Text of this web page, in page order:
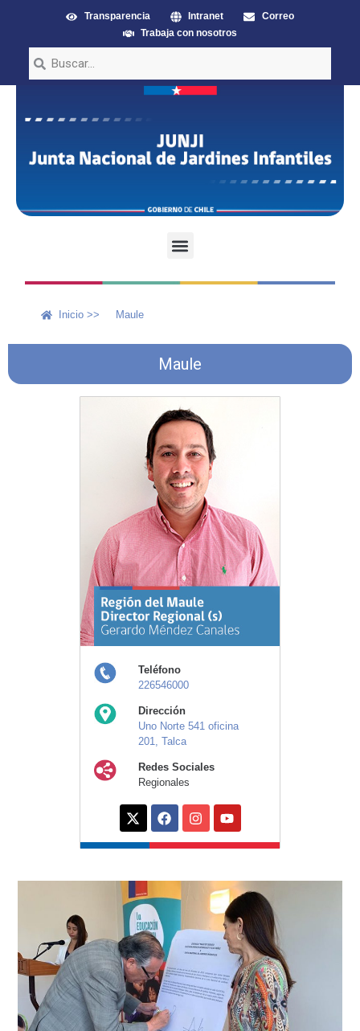
Transparencia Intranet
Correo
Trabaja con nosotros
Inicio >> Maule
Maule
Teléfono
226546000
Dirección
Uno Norte 541 oficina
201, Talca
Redes Sociales
Regionales